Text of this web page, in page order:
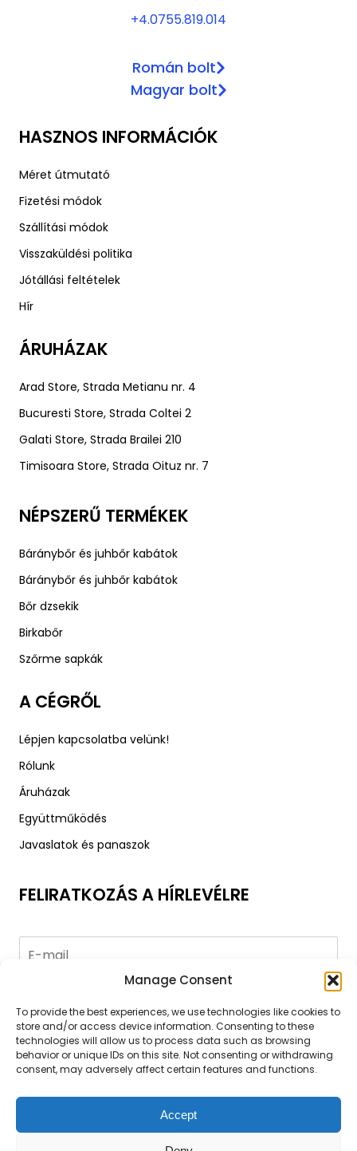
Manage Consent
To provide the best experiences, we use technologies like cookies to
store and/or access device information. Consenting to these
technologies will allow us to process data such as browsing
behavior or unique IDs on this site. Not consenting or withdrawing
consent, may adversely affect certain features and functions.
Accept
+4.0755.819.014
Román bolt
Magyar bolt
HASZNOS INFORMÁCIÓK
Méret útmutató
Fizetési módok
Szállítási módok
Visszaküldési politika
Jótállási feltételek
Hír
ÁRUHÁZAK
Arad Store, Strada Metianu nr. 4
Bucuresti Store, Strada Coltei 2
Galati Store, Strada Brailei 210
Timisoara Store, Strada Oituz nr. 7
NÉPSZERŰ TERMÉKEK
Báránybőr és juhbőr kabátok
Báránybőr és juhbőr kabátok
Bőr dzsekik
Birkabőr
Szőrme sapkák
A CÉGRŐL
Lépjen kapcsolatba velünk!
Rólunk
Áruházak
Együttműködés
Javaslatok és panaszok
FELIRATKOZÁS A HÍRLEVÉLRE
Cookie policy
Copyright © 2007 - 2026 A&A Vesa SRL, CUI: RO5706806, Reg.